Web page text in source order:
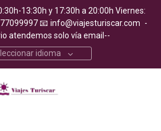
13:30h y 17:30h a 20:00h Viernes:
📧 info@viajesturiscar.com -
atendemos solo vía email--
idioma